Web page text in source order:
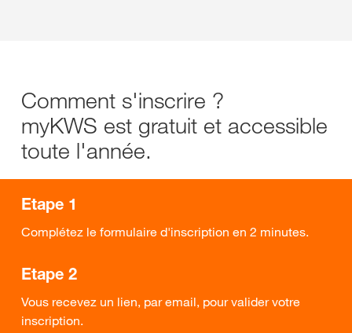
Comment s'inscrire ?
myKWS est gratuit et accessible
toute l'année.
Etape 1
Complétez le formulaire d'inscription en 2 minutes.
Etape 2
Vous recevez un lien, par email, pour valider votre
inscription.